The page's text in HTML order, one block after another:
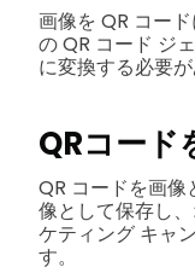
画像を QR コー
の QR コード ジ
に変換する必要が
QRコード
QR コードを画
像として保存し
ケティング キャ
す。